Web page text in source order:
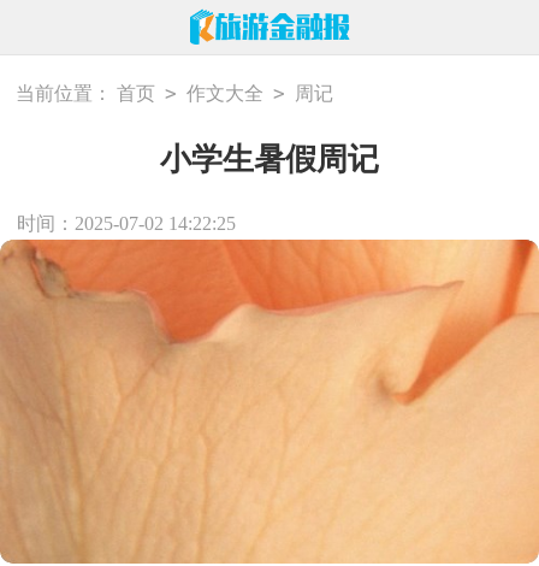
当前位置： 首页 > 作文大全 > 周记
小学生暑假周记
时间：2025-07-02 14:22:25